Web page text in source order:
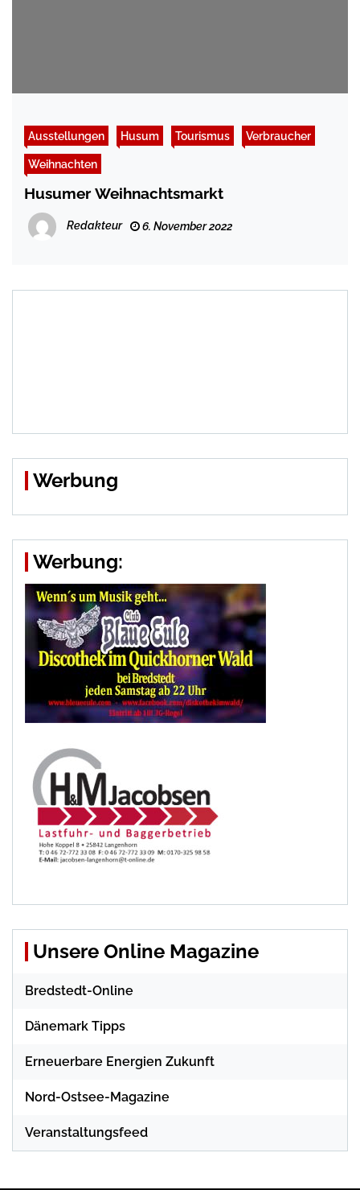
Ausstellungen Husum Tourismus Verbraucher
Weihnachten
Husumer Weihnachtsmarkt
Redakteur 6. November 2022
Werbung
Werbung:
Unsere Online Magazine
Bredstedt-Online
Dänemark Tipps
Erneuerbare Energien Zukunft
Nord-Ostsee-Magazine
Veranstaltungsfeed